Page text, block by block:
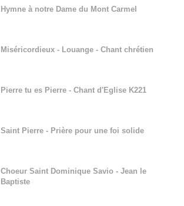
Hymne à notre Dame du Mont Carmel
Miséricordieux - Louange - Chant chrétien
Pierre tu es Pierre - Chant d'Eglise K221
Saint Pierre - Prière pour une foi solide
Choeur Saint Dominique Savio - Jean le
Baptiste